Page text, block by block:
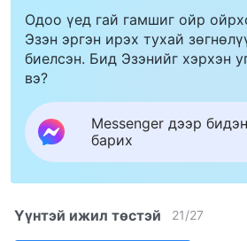
Одоо үед гай гамшиг ойр
Эзэн эргэн ирэх тухай
биелсэн. Бид Эзэнийг хэрхэн
вэ?
Messenger дээр
барих
Үүнтэй ижил төстэй 21/27